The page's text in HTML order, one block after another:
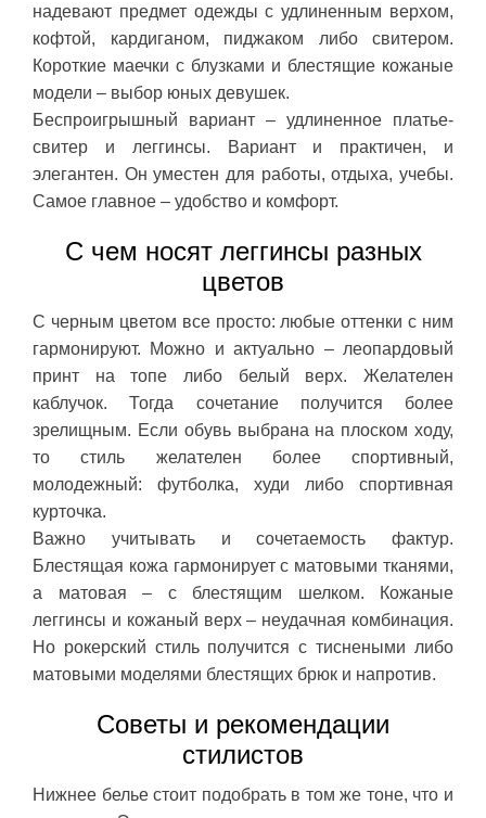
надевают предмет одежды с удлиненным верхом,
кофтой, кардиганом, пиджаком либо свитером.
Короткие маечки с блузками и блестящие кожаные
модели – выбор юных девушек.
Беспроигрышный вариант – удлиненное платье-
свитер и леггинсы. Вариант и практичен, и
элегантен. Он уместен для работы, отдыха, учебы.
Самое главное – удобство и комфорт.
С чем носят леггинсы разных
цветов
С черным цветом все просто: любые оттенки с ним
гармонируют. Можно и актуально – леопардовый
принт на топе либо белый верх. Желателен
каблучок. Тогда сочетание получится более
зрелищным. Если обувь выбрана на плоском ходу,
то стиль желателен более спортивный,
молодежный: футболка, худи либо спортивная
курточка.
Важно учитывать и сочетаемость фактур.
Блестящая кожа гармонирует с матовыми тканями,
а матовая – с блестящим шелком. Кожаные
леггинсы и кожаный верх – неудачная комбинация.
Но рокерский стиль получится с тиснеными либо
матовыми моделями блестящих брюк и напротив.
Советы и рекомендации
стилистов
Нижнее белье стоит подобрать в том же тоне, что и